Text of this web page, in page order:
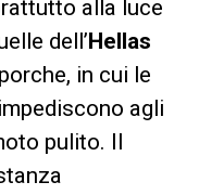
alla luce
dell’ Hellas
in cui le
agli
pulito. Il